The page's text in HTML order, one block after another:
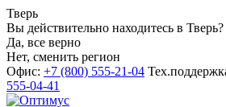
Тверь
Вы действительно находитесь в Тверь?
Да, все верно
Нет, сменить регион
Офис: +7 (800) 555-21-04
555-04-41